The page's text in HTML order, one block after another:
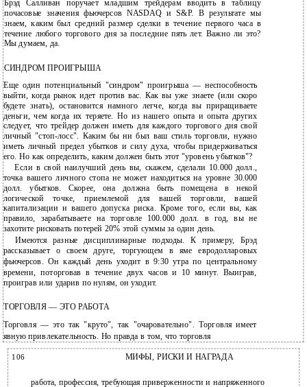
Брэд Салливан поручает младшим трейдерам вводить в таблицу
почасовые значения фьючерсов NASDAQ и S&P. В результате мы
знаем, каким был средний размер сделки в течение первого часа в
течение любого торгового дня за последние пять лет. Важно ли это?
Мы думаем, да.
СИНДРОМ ПРОИГРЫША
Еще один потенциальный "синдром" проигрыша — неспособность
выйти, когда рынок идет против вас. Как вы уже знаете (или скоро
будете знать), остановится намного легче, когда вы приращиваете
деньги, чем когда их теряете. Но из нашего опыта и опыта других
следует, что трейдер должен иметь для каждого торгового дня свой
личный "стоп-лосс". Каким бы ни был ваш стиль торговли, нужно
иметь личный предел убытков и силу духа, чтобы придерживаться
его. Но как определить, каким должен быть этот "уровень убытков"?
Если в свой наилучший день вы, скажем, сделали 10.000 долл.,
точка вашего личного стопа не может находиться на уровне 30.000
долл. убытков. Скорее, она должна быть помещена в некой
логической точке, приемлемой для вашей торговли, вашей
капитализации и вашего допуска риска. Кроме того, если вы, как
правило, зарабатываете на торговле 100.000 долл. в год, вы не
захотите рисковать потерей 20% этой суммы за один день.
Имеются разные дисциплинарные подходы. К примеру, Брэд
рассказывает о своем друге, торгующем в яме евродолларовых
фьючерсов. Он каждый день уходит в 9:30 утра по центральному
времени, поторговав в течение двух часов и 10 минут. Выиграв,
проиграв или ударив по нулям, он уходит.
ТОРГОВЛЯ — ЭТО РАБОТА
Торговля — это так "круто", так "очаровательно". Торговля имеет
явную привлекательность. Но правда в том, что торговля
106 МИФЫ, РИСКИ И НАГРАДА
работа, профессия, требующая приверженности и напряженного